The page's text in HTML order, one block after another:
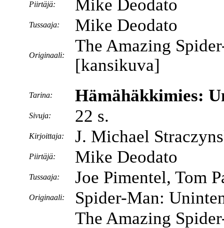
Piirtäjä: Mike Deodato
Tussaaja: Mike Deodato
Originaali:
The Amazing
[kansikuva]
Tarina: Hämähäkkimies:
Sivuja: 22 s.
Kirjoittaja: J. Michael
Piirtäjä: Mike Deodato
Tussaaja: Joe Pimentel, Tom
Originaali:
Spider-Man:
The Amazing